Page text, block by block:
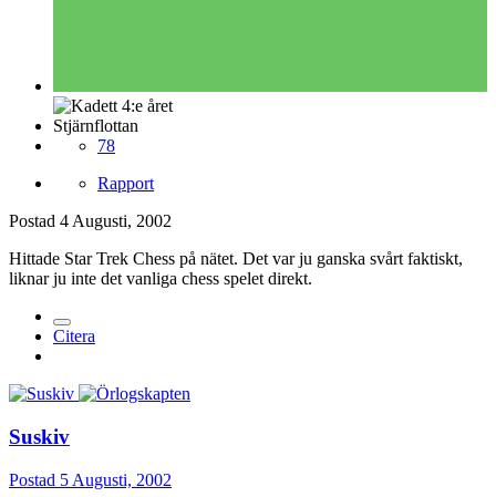
Stjärnflottan
78
Rapport
Postad 4 Augusti, 2002
Hittade Star Trek Chess på nätet. Det var ju ganska svårt faktiskt,
liknar ju inte det vanliga chess spelet direkt.
Citera
Suskiv
Postad 5 Augusti, 2002